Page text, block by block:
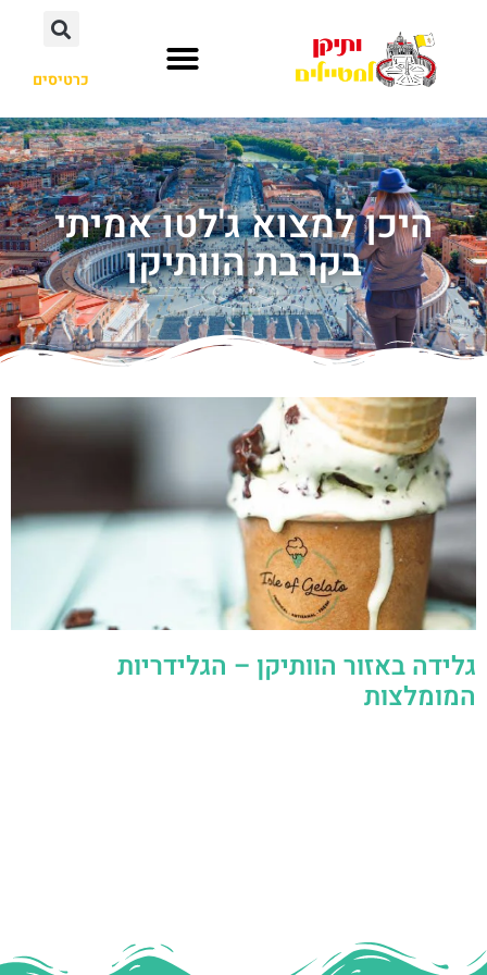
כרטיסים
היכן למצוא ג'לטו אמיתי
בקרבת הוותיקן
גלידה באזור הוותיקן – הגלידריות
המומלצות